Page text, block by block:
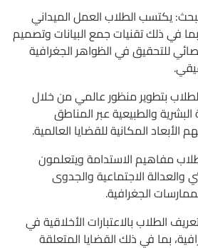
يكتسب الطلاب العمل الميداني
في ذلك تقنيات جمع البيانات وتصميم
للتحقيق في الظواهر الجغرافية
بتطوير منظور عالمي من خلال
البشرية والطبيعية عبر المناطق
الأبعاد المكانية للقضايا العالمية.
مفاهيم الاستدامة ويتعلمون
والعدالة الاجتماعية والجدوى
الجغرافية.
الطلاب بالاعتبارات الأخلاقية في
بما في ذلك القضايا المتعلقة